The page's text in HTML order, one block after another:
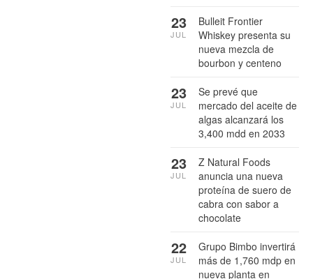
Bulleit Frontier
Whiskey presenta su
nueva mezcla de
bourbon y centeno
23
JUL
Se prevé que
mercado del aceite de
algas alcanzará los
3,400 mdd en 2033
23
JUL
Z Natural Foods
anuncia una nueva
proteína de suero de
cabra con sabor a
chocolate
23
JUL
Grupo Bimbo invertirá
más de 1,760 mdp en
nueva planta en
22
JUL